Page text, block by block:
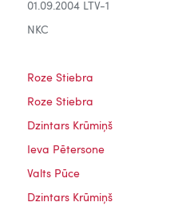
01.09.2004 LTV-1
NKC
Roze Stiebra
Roze Stiebra
Dzintars Krūmiņš
Ieva Pētersone
Valts Pūce
Dzintars Krūmiņš